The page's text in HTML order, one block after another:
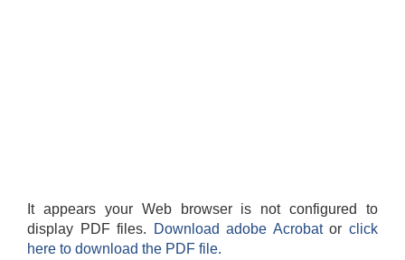
It appears your Web browser is not configured to
display PDF files.
Download adobe Acrobatorclick
here to download the PDF file.